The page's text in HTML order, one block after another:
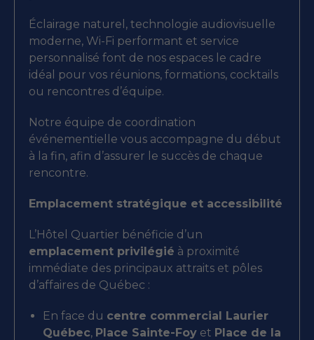
Éclairage naturel, technologie audiovisuelle
moderne, Wi-Fi performant et service
personnalisé font de nos espaces le cadre
idéal pour vos réunions, formations, cocktails
ou rencontres d’équipe.
Notre équipe de coordination
événementielle vous accompagne du début
à la fin, afin d’assurer le succès de chaque
rencontre.
Emplacement stratégique et accessibilité
L’Hôtel Quartier bénéficie d’un
emplacement privilégié à proximité
immédiate des principaux attraits et pôles
d’affaires de Québec :
En face du centre commercial Laurier
Québec, Place Sainte-Foy et Place de la